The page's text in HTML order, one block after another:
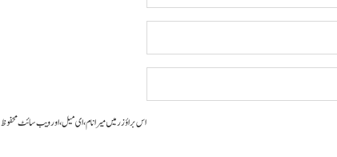
اس براؤزر میں میرا نام، ای میل، اور ویب سائٹ محفوظ